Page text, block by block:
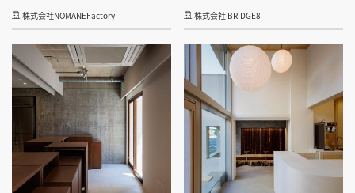
株式会社NOMANEFactory 株式会社 BRIDGE8